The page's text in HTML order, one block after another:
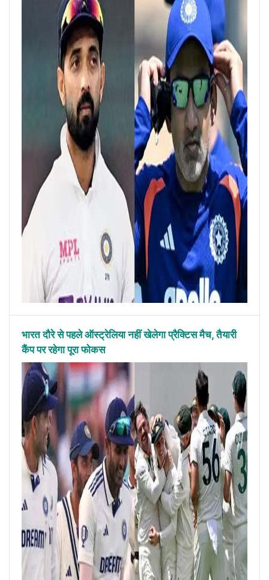
भारत दौरे से पहले ऑस्ट्रेलिया नहीं खेलेगा प्रैक्टिस मैच, तैयारी
कैंप पर रहेगा पूरा फोकस